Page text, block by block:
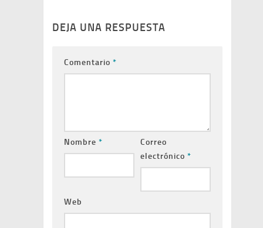
DEJA UNA RESPUESTA
Comentario *
Nombre *
Correo
electrónico *
Web